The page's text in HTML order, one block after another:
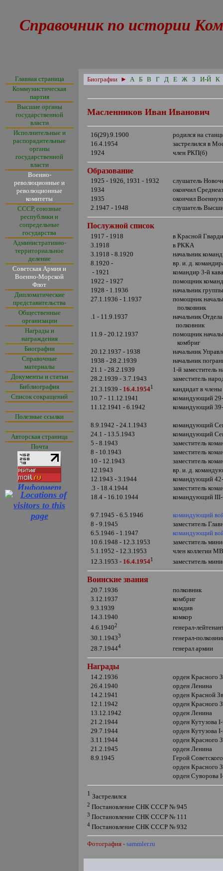
Справочник по истории
Главная страница
Коммунистическая
партия
Высшие органы
государственной
власти
Исполнительные и
распорядительные
органы
государственной
власти
Военно-
революционные и
революционные
комитеты
СССР, союзные
республики и
сопредельные
государства
Административно-
территориальное
деление
Советская Армия и
Военно-Морской
Флот
Дипломатические
представительства
Общественные
организации
Награды и
награждения
Биографии
Справочные
материалы
Документы и статьи
Библиография
Список сокращений
Полезные ссылки
Авторская страница
Почта
Биографии ► А Б В Г Д Е Ж З И-Й К
Масленников Иван Иванович
16(29).9.1900
родился на
16.4.1954
застрелился в
1924
член РКП(б)
Образование
1925 - 1926, 1931 - 1932
слушатель
1934
окончил
1935
окончил
2.1947 - 1948
слушатель
Послужной список
1917 - 1918
в Красной
3.1918
в РККА
3.1918 - 8.1920
начальник
8.1920 -
вр. и. д.
- 1921
командир 3-й
1922 - 1927
помощник
1928 - 1.1936
начальник
27.1.1936 - 1.1937
помощник
полковник
.1 - 11.9.1937
начальник
полковник
11.9 - 20.12.1937
помощник
комбриг
20.12.1937 - 1938
начальник
1938 - 28.2.1939
начальник
21.1 - 28.2.1939
1-й заместитель
28.2.1939 - 3.7.1943
заместитель
21.3.1939 - 16.4.19541
кандидат в
10.7 - 11.12.1941
командующий 29-
11.12.1941 - 6.1942
командующий 39-
8.9.1942 - 24.1.1943
командующий
24.1 - 13.5.1943
командующий
5 - 8.1943
заместитель
8 - 10.1943
заместитель
10 - 12.1943
заместитель
12.1943
вр. и. д.
12.1943 - 3.1944
командующий 42-
.3 - 18.4.1944
заместитель
18.4 - 16.10.1944
командующийIII
9.7.1945 - 6.5.1946
командующий
8 - 9.1945
заместитель
6.5.1946 - 1.1947
командующий
10.6.1948 - 12.3.1953
заместитель
5.1.1952 - 12.3.1953
член коллегии
12.3.1953 - 16.4.19541 заместитель
Воинские звания
20.7.1936
полковник
3.12.1937
комбриг
9.3.1939
комдив
14.3.1940
комкор
4.6.19402
генерал-
30.1.19433
генерал-
28.7.19444 генерал армии
Награды
14.2.1936
орден Красного
26.4.1940
орден Ленина
14.2.1941
орден Красной
12.1.1942
орден Красного
13.12.1942
орден Ленина
21.2.1944
орден Кутузова
29.7.1944
орден Кутузова
3.11.1944
орден Красного
21.2.1945
орден Ленина
8.9.1945
Герой
орден Красного
орден Суворова
1 Застрелился
2 Постановление СНК СССР № 945
3 Постановление СНК СССР № 111
4 Постановление СНК СССР № 932
Фотография - sammler.ru